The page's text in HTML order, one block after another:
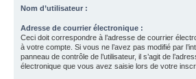
Nom d’utilisateur :
Adresse de courrier électronique :
Ceci doit correspondre à l’adresse de courrier
à votre compte. Si vous ne l’avez pas modifié par
panneau de contrôle de l’utilisateur, il s’agit de
électronique que vous avez saisie lors de votre